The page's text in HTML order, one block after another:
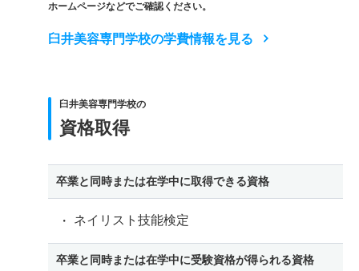
ホームページなどでご確認ください。
臼井美容専門学校の学費情報を見る
臼井美容専門学校の
資格取得
卒業と同時または在学中に取得できる資格
ネイリスト技能検定
卒業と同時または在学中に受験資格が得られる資格